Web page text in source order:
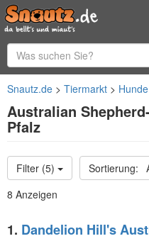
Snautz.de Tiermarkt Hunde
Australian
Pfalz
Filter (5)
8 Anzeigen
1. Dandelion Hill's